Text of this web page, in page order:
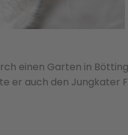
einen Garten in
er auch den Jungkater